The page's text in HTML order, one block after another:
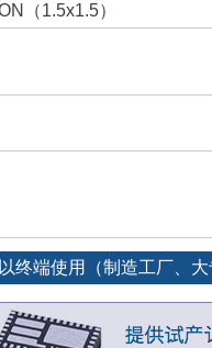
（1.5x1.5）
终端使用（制造工厂、